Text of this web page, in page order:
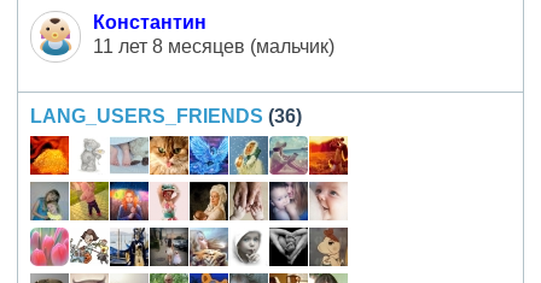
Константин
11 лет 8 месяцев (мальчик)
LANG_USERS_FRIENDS (36)